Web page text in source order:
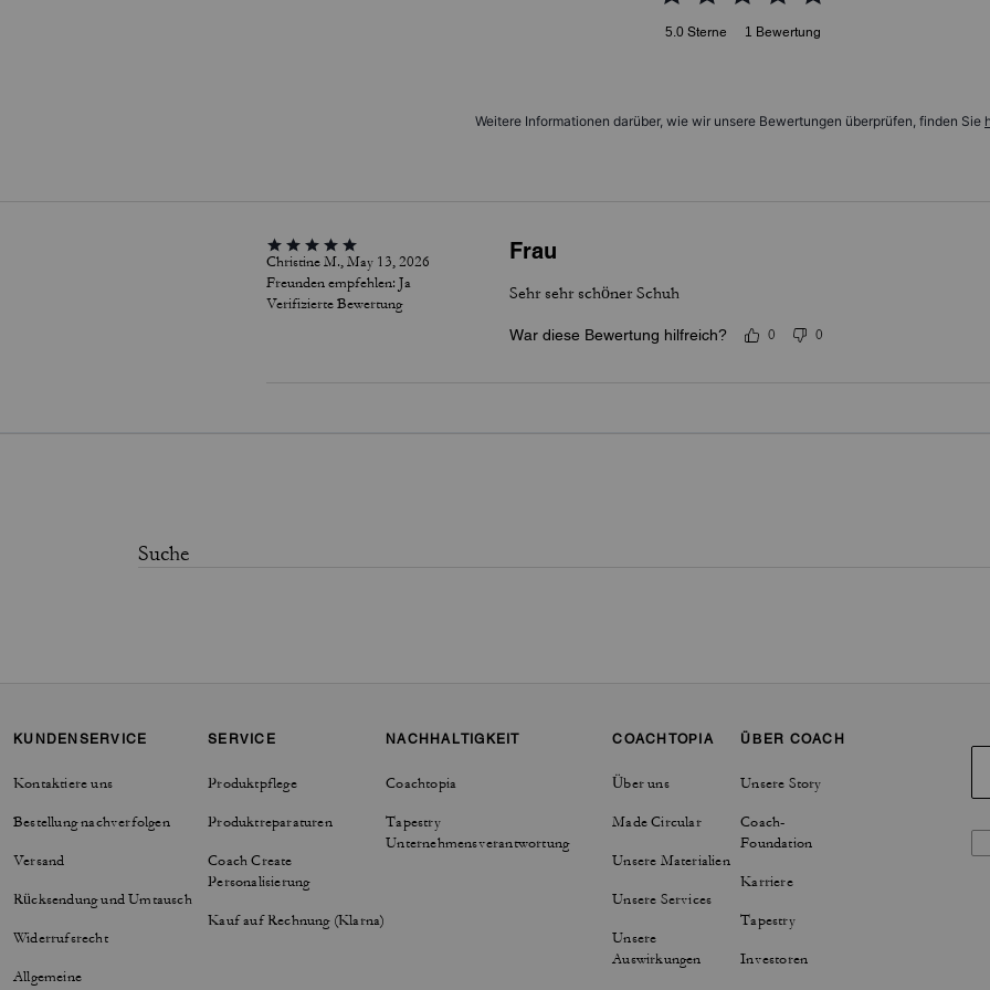
5.0 Sterne 1 Bewertung
Weitere Informationen darüber, wie wir unsere Bewertungen überprüfen, finden Sie
Christine M., May 13, 2026
Freunden empfehlen: Ja
Verifizierte Bewertung
Frau
Sehr sehr schöner Schuh
War diese Bewertung hilfreich? 0 0
KUNDENSERVICE
Kontaktiere uns
Bestellung nachverfolgen
Versand
Rücksendung und Umtausch
Widerrufsrecht
Allgemeine
SERVICE
Produktpflege
Produktreparaturen
Coach Create
Personalisierung
Kauf auf Rechnung (Klarna)
NACHHALTIGKEIT
Coachtopia
Tapestry
Unternehmensverantwortung
COACHTOPIA
Über uns
Made Circular
Unsere Materialien
Unsere Services
Unsere
Auswirkungen
ÜBER COACH
Unsere Story
Coach-
Foundation
Karriere
Tapestry
Investoren